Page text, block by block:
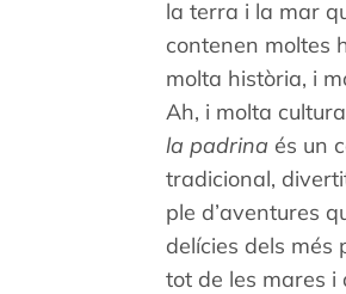
la terra i la mar
contenen moltes
molta història, i
Ah, i molta
la padrina és un
tradicional,
ple d’aventures
delícies dels més
tot de les mares i